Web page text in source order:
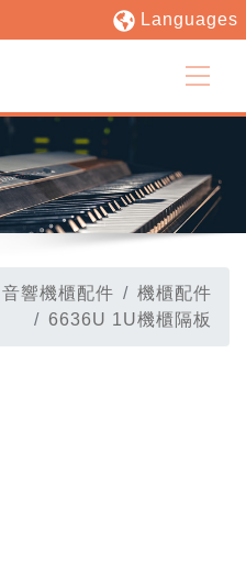
Languages
音響機櫃配件
機櫃配件
6636U 1U機櫃隔板